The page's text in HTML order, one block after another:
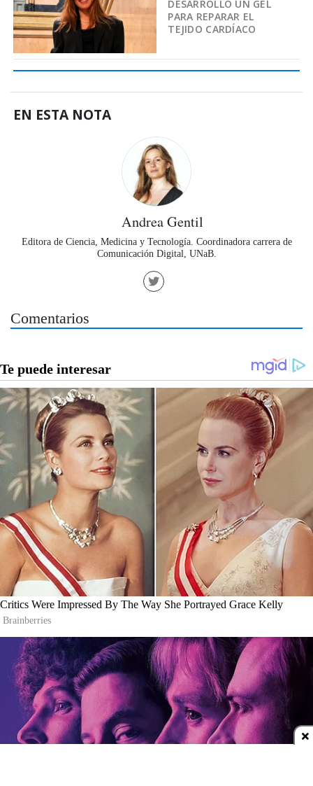
DESARROLLÓ UN GEL
PARA REPARAR EL
TEJIDO CARDÍACO
EN ESTA NOTA
Andrea Gentil
Editora de Ciencia, Medicina y Tecnología. Coordinadora carrera de
Comunicación Digital, UNaB.
Comentarios